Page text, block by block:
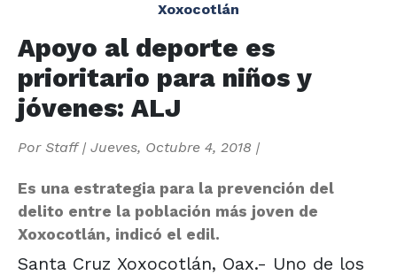
Xoxocotlán
Apoyo al deporte es
prioritario para niños y
jóvenes: ALJ
Por Staff| Jueves, Octubre 4, 2018 |
Es una estrategia para la prevención del
delito entre la población más joven de
Xoxocotlán, indicó el edil.
Santa Cruz Xoxocotlán, Oax.- Uno de los